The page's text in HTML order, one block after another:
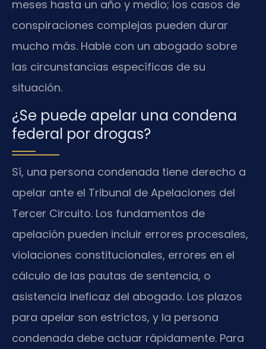
meses hasta un año y medio; los casos de
conspiraciones complejas pueden durar
mucho más. Hable con un abogado sobre
las circunstancias específicas de su
situación.
¿Se puede apelar una condena
federal por drogas?
Sí, una persona condenada tiene derecho a
apelar ante el Tribunal de Apelaciones del
Tercer Circuito. Los fundamentos de
apelación pueden incluir errores procesales,
violaciones constitucionales, errores en el
cálculo de las pautas de sentencia, o
asistencia ineficaz del abogado. Los plazos
para apelar son estrictos, y la persona
condenada debe actuar rápidamente. Para